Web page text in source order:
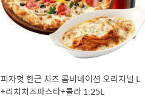
피자헛 한근 치즈 콤비네이션 오리지널 L
+리치치즈파스타+콜라 1.25L